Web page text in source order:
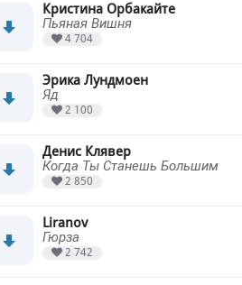
Кристина Орбакайте
Пьяная Вишня
4 704
Эрика Лундмоен
Яд
2 100
Денис Клявер
Когда Ты Станешь Большим
2 850
Liranov
Гюрза
2 742